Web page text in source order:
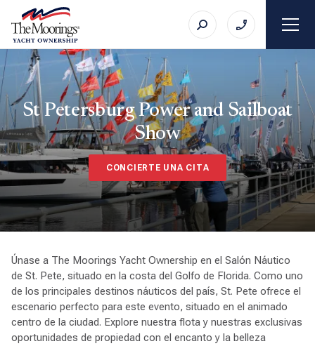
St Petersburg Power and Sailboat
Show
CONCIERTE UNA CITA
Únase a The Moorings Yacht Ownership en el Salón Náutico
de St. Pete, situado en la costa del Golfo de Florida. Como uno
de los principales destinos náuticos del país, St. Pete ofrece el
escenario perfecto para este evento, situado en el animado
centro de la ciudad. Explore nuestra flota y nuestras exclusivas
oportunidades de propiedad con el encanto y la belleza